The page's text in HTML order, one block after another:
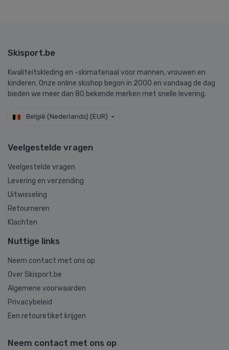
Skisport.be
Kwaliteitskleding en -skimateriaal voor mannen, vrouwen en
kinderen. Onze online skishop begon in 2000 en vandaag de dag
bieden we meer dan 80 bekende merken met snelle levering.
België (Nederlands) (EUR)
Veelgestelde vragen
Veelgestelde vragen
Levering en verzending
Uitwisseling
Retourneren
Klachten
Nuttige links
Neem contact met ons op
Over Skisport.be
Algemene voorwaarden
Privacybeleid
Een retouretiket krijgen
Neem contact met ons op